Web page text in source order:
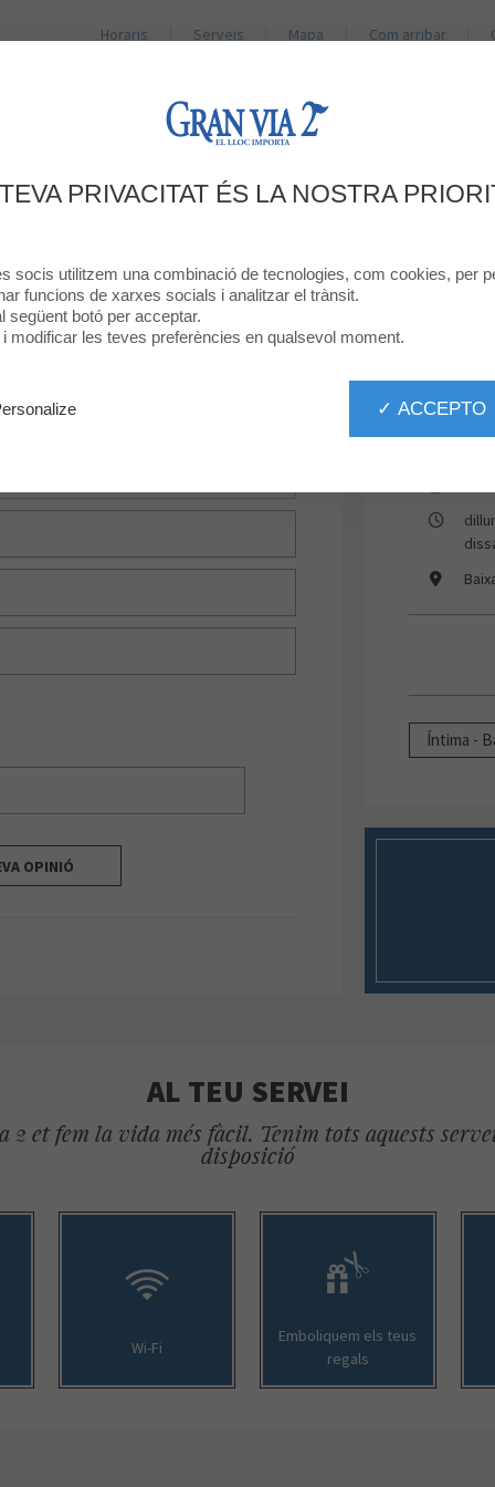
Horaris Serveis Mapa Com arribar
DÓNA LA TEVA OPINIÓ
OPINIÓ
Íntima -
AL TEU SERVEI
2 et fem la vida més fàcil. Tenim tots aquests
disposició
Wi-Fi
Emboliquem els teus
regals
PRIVACITAT ÉS LA NOSTRA
socis utilitzem una combinació de tecnologies, com cookies, per
funcions de xarxes socials i analitzar el trànsit.
següent botó per acceptar.
i modificar les teves preferències en qualsevol moment.
✓ ACCEPTO